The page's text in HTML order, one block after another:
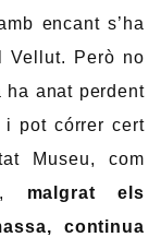
encant s’ha
Vellut. Però no
ha anat perdent
i pot córrer cert
Museu, com
malgrat els
continua